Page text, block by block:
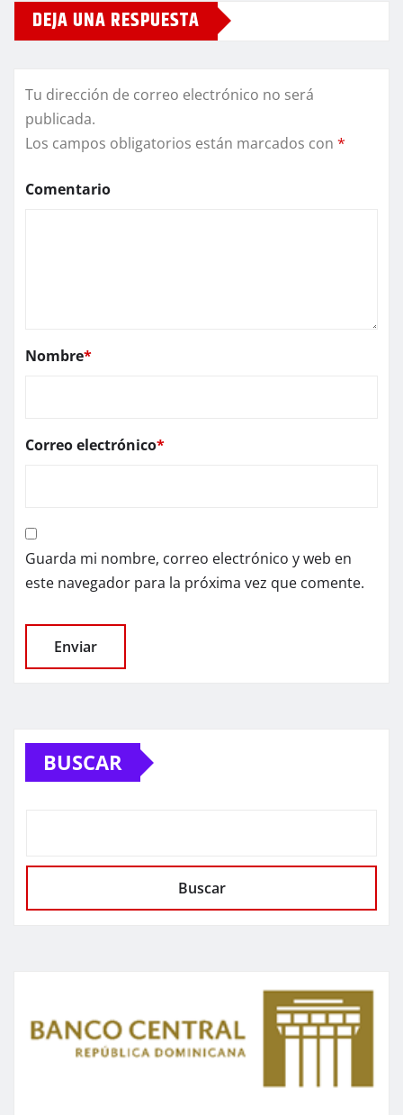
DEJA UNA RESPUESTA
Tu dirección de correo electrónico no será
publicada.
Los campos obligatorios están marcados con *
Comentario
Nombre*
Correo electrónico*
Guarda mi nombre, correo electrónico y web en
este navegador para la próxima vez que comente.
BUSCAR
Buscar